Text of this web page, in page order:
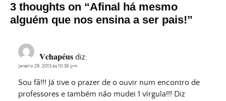
3 thoughts on “Afinal há mesmo
alguém que nos ensina a ser pais!”
Vchapéus diz:
Janeiro 26, 2013 às 10:39 pm
Sou fã!!! Já tive o prazer de o ouvir num encontro de
professores e também não mudei 1 vírgula!!! Diz